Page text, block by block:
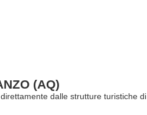
(AQ)
dalle strutture turistiche